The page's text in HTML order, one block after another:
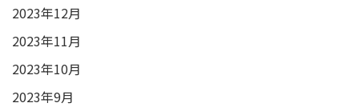
2023年12月
2023年11月
2023年10月
2023年9月